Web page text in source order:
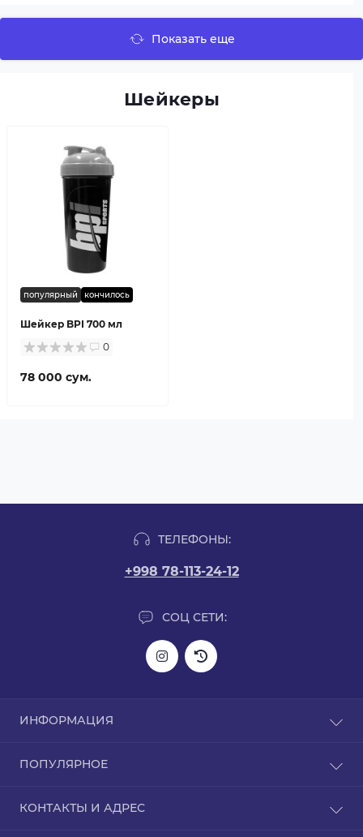
Показать еще
Шейкеры
популярный кончилось
Шейкер BPI 700 мл
0
78 000 сум.
ТЕЛЕФОНЫ:
+998 78-113-24-12
СОЦ СЕТИ:
ИНФОРМАЦИЯ
О нас
Гарантия на товар
ПОПУЛЯРНОЕ
Аргинин
КОНТАКТЫ И АДРЕС